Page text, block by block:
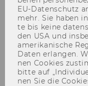
EU-​Datenschutz
mehr. Sie haben
te bis keine
den USA und
amerikanische
Daten er­lan­gen.
nen Coo­kies
bitte auf
nen Sie die